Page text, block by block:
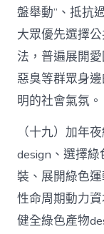
盤舉動”、抵抗
大眾優先選擇
法，普遍展開
惡臭等群眾身
明的社會氣氛。
（十九）加年
design、選擇
裝、展開綠色
性命周期動力
健全綠色產物